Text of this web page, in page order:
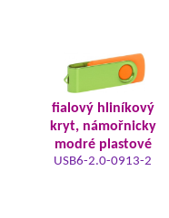
fialový hliníkový
kryt, námořnicky
modré plastové
USB6-2.0-0913-2